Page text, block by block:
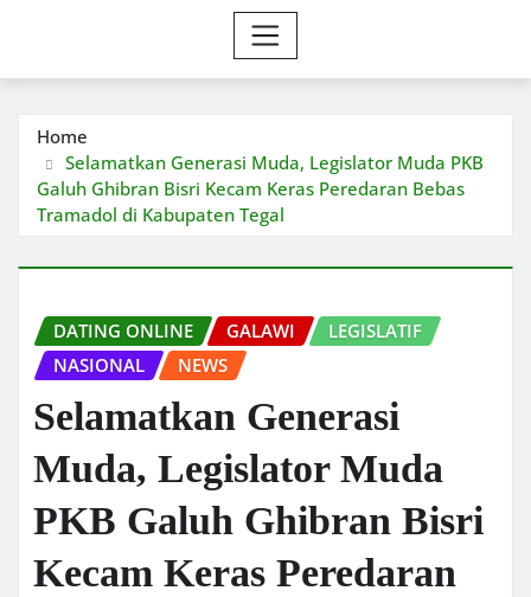
Home
Selamatkan Generasi Muda, Legislator Muda PKB
Galuh Ghibran Bisri Kecam Keras Peredaran Bebas
Tramadol di Kabupaten Tegal
DATING ONLINE GALAWI
LEGISLATIF
NASIONAL
NEWS
Selamatkan Generasi
Muda, Legislator Muda
PKB Galuh Ghibran Bisri
Kecam Keras Peredaran